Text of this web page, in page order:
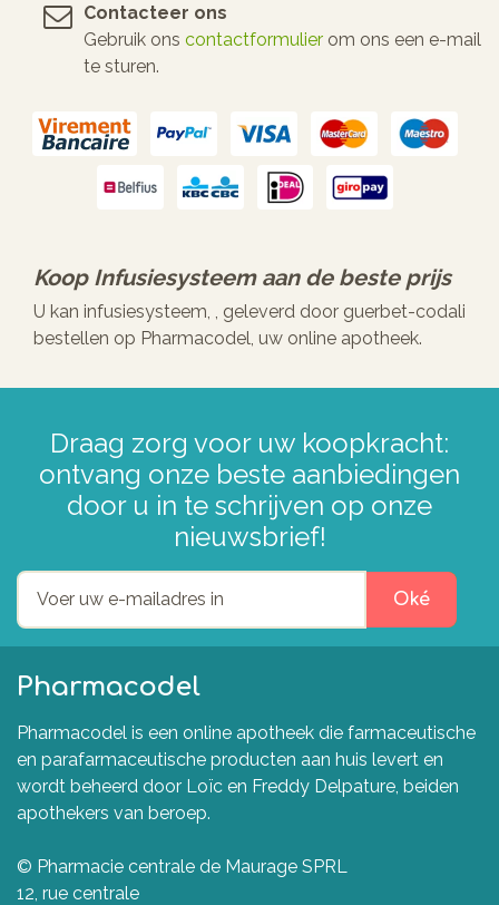
Contacteer ons
Gebruik ons contactformulier om ons een e-mail
te sturen.
Koop Infusiesysteemaan de beste prijs
U kan infusiesysteem, , geleverd door guerbet-codali
bestellen op Pharmacodel, uw online apotheek.
Draag zorg voor uw koopkracht:
ontvang onze beste aanbiedingen
door u in te schrijven op onze
nieuwsbrief!
Oké
Pharmacodel
Pharmacodel is een online apotheek die farmaceutische
en parafarmaceutische producten aan huis levert en
wordt beheerd door Loïc en Freddy Delpature, beiden
apothekers van beroep.
© Pharmacie centrale de Maurage SPRL
12, rue centrale